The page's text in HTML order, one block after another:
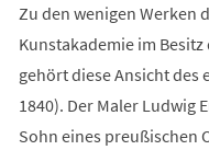
Zu den wenigen Werken
Kunstakademie im
gehört diese Ansicht des
1840). Der Maler Ludwig
Sohn eines preußischen